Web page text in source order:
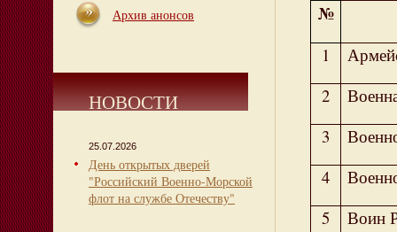
Архив анонсов
НОВОСТИ
25.07.2026
День открытых дверей
"Российский Военно-Морской
флот на службе Отечеству"
№
1
2
3
4
5
Воин